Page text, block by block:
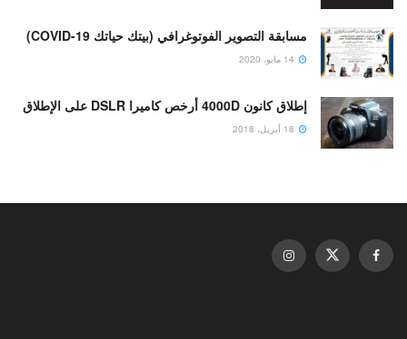
مسابقة التصوير الفوتوغرافي (بيتك حياتك COVID-19)
إطلاق كانون 4000D أرخص كاميرا DSLR على الإطلاق